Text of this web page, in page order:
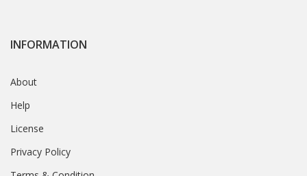
INFORMATION
About
Help
License
Privacy Policy